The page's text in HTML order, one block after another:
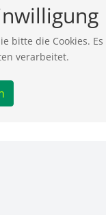
bitte die Cookies. Es
verarbeitet.